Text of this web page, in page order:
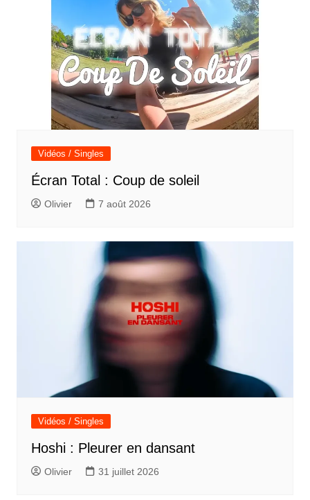
Vidéos / Singles
Écran Total : Coup de soleil
Olivier 7 août 2026
Vidéos / Singles
Hoshi : Pleurer en dansant
Olivier 31 juillet 2026